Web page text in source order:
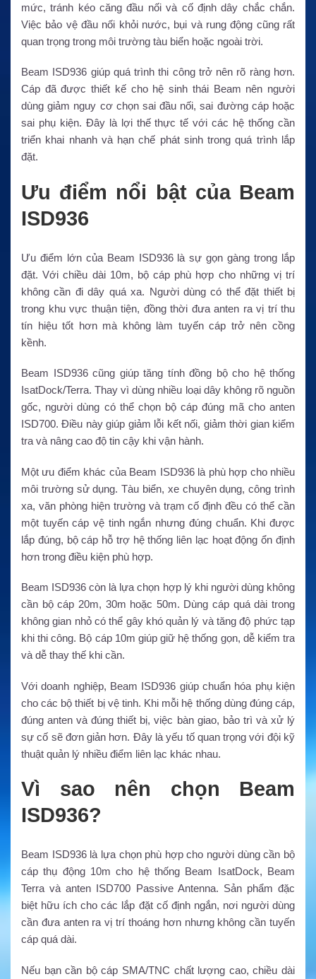
mức, tránh kéo căng đầu nối và cố định dây chắc chắn.
Việc bảo vệ đầu nối khỏi nước, bụi và rung động cũng rất
quan trọng trong môi trường tàu biển hoặc ngoài trời.
Beam ISD936 giúp quá trình thi công trở nên rõ ràng hơn.
Cáp đã được thiết kế cho hệ sinh thái Beam nên người
dùng giảm nguy cơ chọn sai đầu nối, sai đường cáp hoặc
sai phụ kiện. Đây là lợi thế thực tế với các hệ thống cần
triển khai nhanh và hạn chế phát sinh trong quá trình lắp
đặt.
Ưu điểm nổi bật của Beam
ISD936
Ưu điểm lớn của Beam ISD936 là sự gọn gàng trong lắp
đặt. Với chiều dài 10m, bộ cáp phù hợp cho những vị trí
không cần đi dây quá xa. Người dùng có thể đặt thiết bị
trong khu vực thuận tiện, đồng thời đưa anten ra vị trí thu
tín hiệu tốt hơn mà không làm tuyến cáp trở nên cồng
kềnh.
Beam ISD936 cũng giúp tăng tính đồng bộ cho hệ thống
IsatDock/Terra. Thay vì dùng nhiều loại dây không rõ nguồn
gốc, người dùng có thể chọn bộ cáp đúng mã cho anten
ISD700. Điều này giúp giảm lỗi kết nối, giảm thời gian kiểm
tra và nâng cao độ tin cậy khi vận hành.
Một ưu điểm khác của Beam ISD936 là phù hợp cho nhiều
môi trường sử dụng. Tàu biển, xe chuyên dụng, công trình
xa, văn phòng hiện trường và trạm cố định đều có thể cần
một tuyến cáp vệ tinh ngắn nhưng đúng chuẩn. Khi được
lắp đúng, bộ cáp hỗ trợ hệ thống liên lạc hoạt động ổn định
hơn trong điều kiện phù hợp.
Beam ISD936 còn là lựa chọn hợp lý khi người dùng không
cần bộ cáp 20m, 30m hoặc 50m. Dùng cáp quá dài trong
không gian nhỏ có thể gây khó quản lý và tăng độ phức tạp
khi thi công. Bộ cáp 10m giúp giữ hệ thống gọn, dễ kiểm tra
và dễ thay thế khi cần.
Với doanh nghiệp, Beam ISD936 giúp chuẩn hóa phụ kiện
cho các bộ thiết bị vệ tinh. Khi mỗi hệ thống dùng đúng cáp,
đúng anten và đúng thiết bị, việc bàn giao, bảo trì và xử lý
sự cố sẽ đơn giản hơn. Đây là yếu tố quan trọng với đội kỹ
thuật quản lý nhiều điểm liên lạc khác nhau.
Vì sao nên chọn Beam
ISD936?
Beam ISD936 là lựa chọn phù hợp cho người dùng cần bộ
cáp thụ động 10m cho hệ thống Beam IsatDock, Beam
Terra và anten ISD700 Passive Antenna. Sản phẩm đặc
biệt hữu ích cho các lắp đặt cố định ngắn, nơi người dùng
cần đưa anten ra vị trí thoáng hơn nhưng không cần tuyến
cáp quá dài.
Nếu bạn cần bộ cáp SMA/TNC chất lượng cao, chiều dài